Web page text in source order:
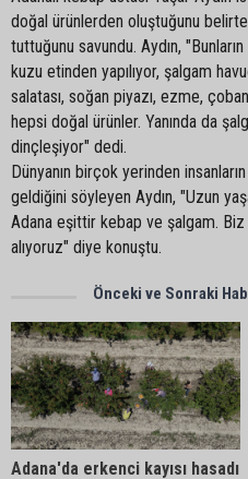
doğal ürünlerden oluştuğunu
tuttuğunu savundu. Aydın,
kuzu etinden yapılıyor, şalgam
salatası, soğan piyazı, ezme,
hepsi doğal ürünler. Yanında da
dinçleşiyor" dedi.
Dünyanın birçok yerinden
geldiğini söyleyen Aydın, "Uzun
Adana eşittir kebap ve şalgam.
alıyoruz" diye konuştu.
Önceki ve Sonraki
Adana'da erkenci kayısı hasadı